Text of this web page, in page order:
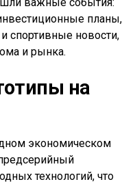
важные события:
планы,
спортивные новости,
и рынка.
на
экономическом
технологий, что